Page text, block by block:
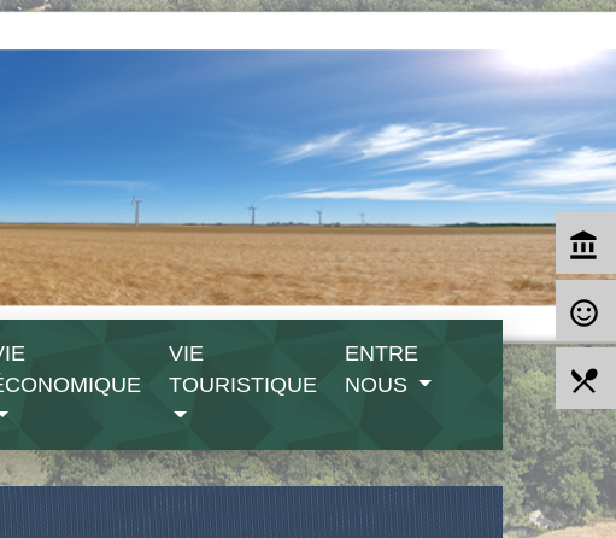
VIE
TOURISTIQUE
ENTRE
NOUS
account_balance
sentiment_satisfied_alt
local_dining